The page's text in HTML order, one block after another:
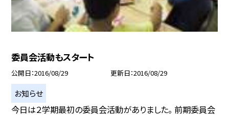
委員会活動もスタート
公開日 2016/08/29 更新日 2016/08/29
お知らせ
今日は２学期最初の委員会活動がありました。 前期委員会